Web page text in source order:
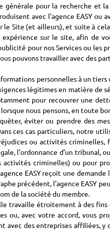
pour la recherche et
avec l'agence EASY ou
Site (et ailleurs), et suite à
sur le site, afin de
pour nos Services ou les
pouvons travailler avec des
personnelles à un
légitimes en matière de
pour recouvrer une
nous pensons, en toute
éviter ou prendre des
ces cas particuliers, notre
ou activités
l’ordonnance d’un tribunal,
criminelles) ou pour
EASY reçoit une
précédent, l'agence EASY
de la société du membre.
travaille étroitement à des
ou, avec votre accord, vous
des entreprises affiliées,